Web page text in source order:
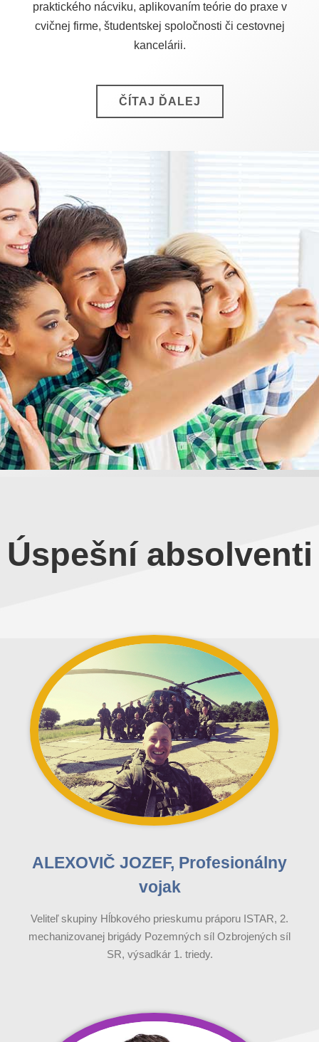
praktického nácviku, aplikovaním teórie do praxe v
cvičnej firme, študentskej spoločnosti či cestovnej
kancelárii.
ČÍTAJ ĎALEJ
Úspešní absolventi
ALEXOVIČ JOZEF, Profesionálny
vojak
Veliteľ skupiny Hĺbkového prieskumu práporu ISTAR, 2.
mechanizovanej brigády Pozemných síl Ozbrojených síl
SR, výsadkár 1. triedy.